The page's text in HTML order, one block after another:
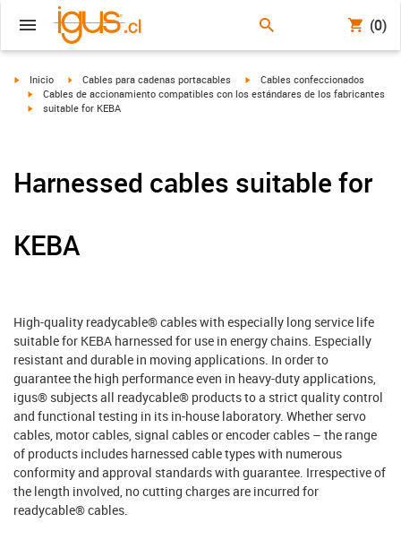
(0)
igus-icon-arrow-right
Inicio igus-icon-arrow-right
Cables para cadenas portacables igus-icon-arrow-right
Cables confeccionados
igus-icon-arrow-right
Cables de accionamiento compatibles con los estándares de los fabricantes
igus-icon-arrow-right
suitable for KEBA
Harnessed cables suitable for
KEBA
High-quality readycable® cables with especially long service life
suitable for KEBA harnessed for use in energy chains. Especially
resistant and durable in moving applications. In order to
guarantee the high performance even in heavy-duty applications,
igus® subjects all readycable® products to a strict quality control
and functional testing in its in-house laboratory. Whether servo
cables, motor cables, signal cables or encoder cables – the range
of products includes harnessed cable types with numerous
conformity and approval standards with guarantee. Irrespective of
the length involved, no cutting charges are incurred for
readycable® cables.